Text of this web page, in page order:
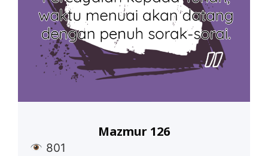
801
Mazmur 126